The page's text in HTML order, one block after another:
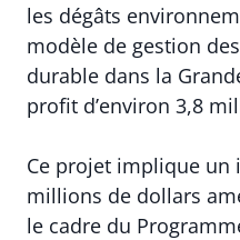
les dégâts
modèle de gestion
durable dans la
profit d’environ 3,8
Ce projet implique un
millions de dollars
le cadre du